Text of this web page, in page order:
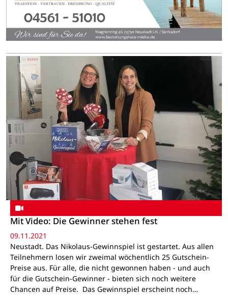
Mit Video: Die Gewinner stehen fest
09.11.2021
Neustadt. Das Nikolaus-Gewinnspiel ist gestartet. Aus allen
Teilnehmern losen wir zweimal wöchentlich 25 Gutschein-
Preise aus. Für alle, die nicht gewonnen haben - und auch
für die Gutschein-Gewinner - bieten sich noch weitere
Chancen auf Preise. Das Gewinnspiel erscheint noch…